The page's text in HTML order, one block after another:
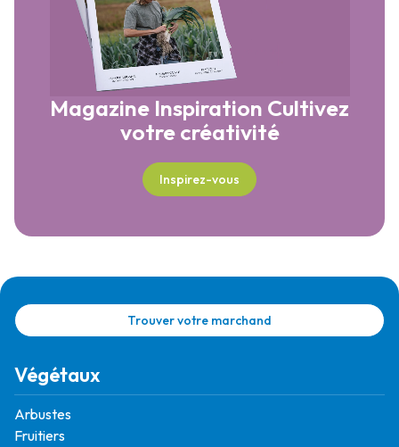
Magazine Inspiration Cultivez
votre créativité
Inspirez-vous
Trouver votre marchand
Végétaux
Arbustes
Fruitiers